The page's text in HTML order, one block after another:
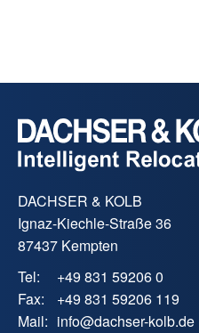
DACHSER & KOLB
Ignaz-Kiechle-Straße 36
87437 Kempten
Tel:
+49 831 59206 0
Fax:
+49 831 59206 119
Mail: info@dachser-kolb.de